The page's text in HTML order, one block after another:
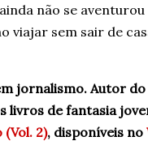
não se
viajar sem sair de
jornalismo. Autor
livros de fantasia
(Vol. 2), disponíveis no